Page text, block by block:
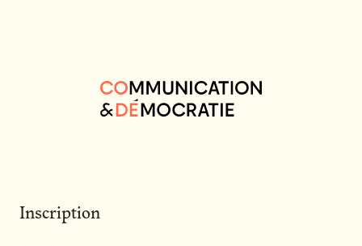
Inscription